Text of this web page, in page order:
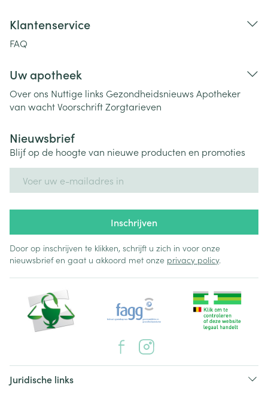
Klantenservice
FAQ
Uw apotheek
Over ons Nuttige links Gezondheidsnieuws Apotheker
van wachtVoorschriftZorgtarieven
Nieuwsbrief
Blijf op de hoogte van nieuwe producten en promoties
Inschrijven
Door op inschrijven te klikken, schrijft u zich in voor onze
nieuwsbrief en gaat u akkoord met onze privacy policy.
Juridische links